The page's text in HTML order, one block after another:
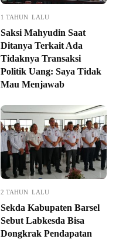
1 TAHUN LALU
Saksi Mahyudin Saat
Ditanya Terkait Ada
Tidaknya Transaksi
Politik Uang: Saya Tidak
Mau Menjawab
2 TAHUN LALU
Sekda Kabupaten Barsel
Sebut Labkesda Bisa
Dongkrak Pendapatan